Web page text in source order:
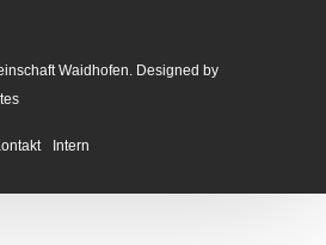
Waidhofen. Designed by
Intern